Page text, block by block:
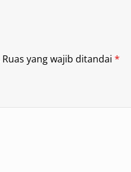
Ruas yang wajib ditandai *